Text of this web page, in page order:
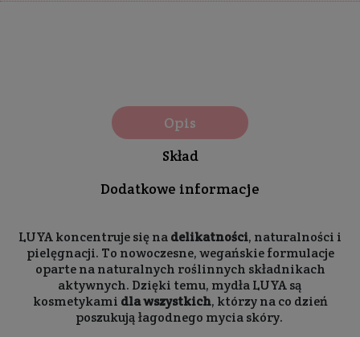
Opis
Skład
Dodatkowe informacje
LUYA koncentruje się nadelikatności, naturalności i
pielęgnacji. To nowoczesne, wegańskie formulacje
oparte na naturalnych roślinnych składnikach
aktywnych. Dzięki temu, mydła LUYA są
kosmetykami dla wszystkich, którzy na co dzień
poszukują łagodnego mycia skóry.